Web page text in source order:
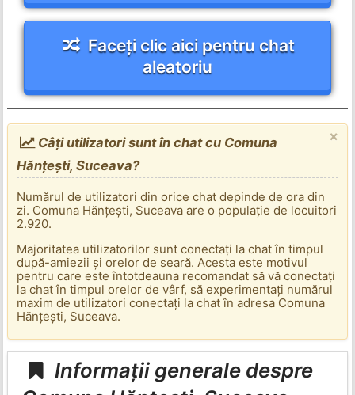
Faceți clic aici pentru chat
aleatoriu
×
Câți utilizatori sunt în chat cu Comuna
Hănțești, Suceava?
Numărul de utilizatori din orice chat depinde de ora din
zi. Comuna Hănțești, Suceava are o populație de locuitori
2.920.
Majoritatea utilizatorilor sunt conectați la chat în timpul
după-amiezii și orelor de seară. Acesta este motivul
pentru care este întotdeauna recomandat să vă conectați
la chat în timpul orelor de vârf, să experimentați numărul
maxim de utilizatori conectați la chat în adresa Comuna
Hănțești, Suceava.
Informații generale despre